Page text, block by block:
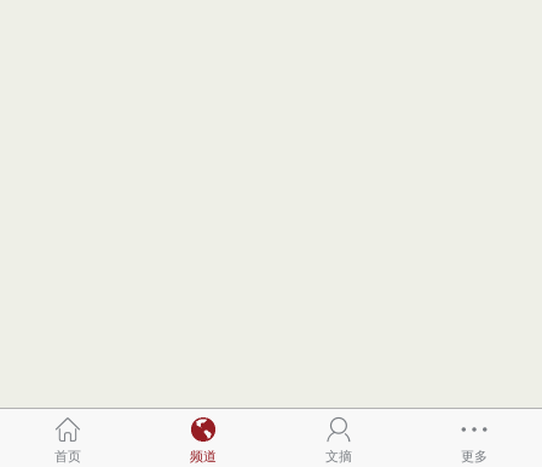
首页 频道 文摘 更多